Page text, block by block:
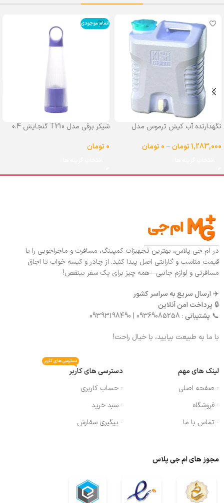
نگهدارنده آب کیش ترموس مدل
1,283,000تومان–
0تومان
اتمام موجودی
شیکر برقی مدل T210 گنجایش 0.4
0تومان
در ام جی پلاس، بهترین تجهیزات کمپینگ، مسافرت و ماجراجویی را با
قیمت مناسب و گارانتی اصل پیدا کنید. از چادر و کیسه خواب تا اجاق
مسافرتی و لوازم جانبی—همه چیز برای یک سفر بینقص!
✈️ ارسال سریع به سراسر کشور
🔒 پرداخت امن آنلاین
📞 پشتیبانی: 09369085258 | 09393198490
با ما به طبیعت بیایید، با خیال راحت!
لینک های مهم
- صفحه اصلی
- فروشگاه
- تماس با ما
دسترسی های کاربر
دسترسی های کاربر
- حساب کاربری
- سبد خرید
- پیگیری سفارش
مجوز های ام جی پلاس